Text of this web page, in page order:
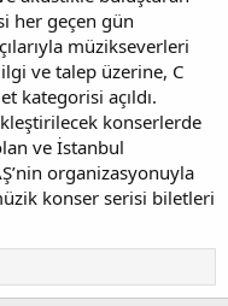
her geçen gün
müzikseverleri
ve talep üzerine, C
kategorisi açıldı.
konserlerde
ve İstanbul
organizasyonuyla
konser serisi biletleri